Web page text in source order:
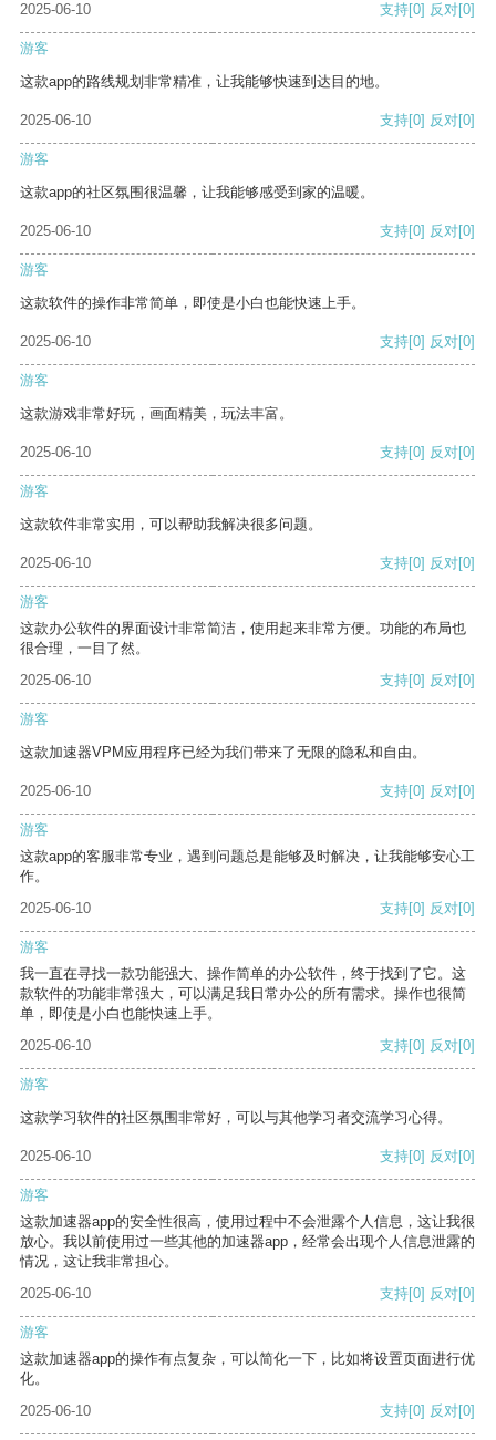
2025-06-10
支持[0] 反对[0]
游客
这款app的路线规划非常精准，让我能够快速到达目的地。
2025-06-10 支持[0] 反对[0]
游客
这款app的社区氛围很温馨，让我能够感受到家的温暖。
2025-06-10 支持[0] 反对[0]
游客
这款软件的操作非常简单，即使是小白也能快速上手。
2025-06-10 支持[0] 反对[0]
游客
这款游戏非常好玩，画面精美，玩法丰富。
2025-06-10 支持[0] 反对[0]
游客
这款软件非常实用，可以帮助我解决很多问题。
2025-06-10 支持[0] 反对[0]
游客
这款办公软件的界面设计非常简洁，使用起来非常方便。功能的布局也
很合理，一目了然。
2025-06-10
支持[0] 反对[0]
游客
这款加速器VPM应用程序已经为我们带来了无限的隐私和自由。
2025-06-10 支持[0] 反对[0]
游客
这款app的客服非常专业，遇到问题总是能够及时解决，让我能够安心工
作。
2025-06-10
支持[0] 反对[0]
游客
我一直在寻找一款功能强大、操作简单的办公软件，终于找到了它。这
款软件的功能非常强大，可以满足我日常办公的所有需求。操作也很简
单，即使是小白也能快速上手。
2025-06-10
支持[0] 反对[0]
游客
这款学习软件的社区氛围非常好，可以与其他学习者交流学习心得。
2025-06-10 支持[0] 反对[0]
游客
这款加速器app的安全性很高，使用过程中不会泄露个人信息，这让我很
放心。我以前使用过一些其他的加速器app，经常会出现个人信息泄露的
情况，这让我非常担心。
2025-06-10
支持[0] 反对[0]
游客
这款加速器app的操作有点复杂，可以简化一下，比如将设置页面进行优
化。
2025-06-10
支持[0] 反对[0]